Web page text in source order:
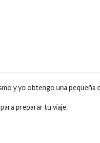
y yo obtengo una
para preparar tu viaje.